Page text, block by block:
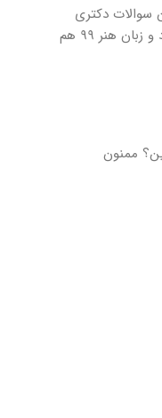
سوالات دکتری
پژوهش هنر، لطفا آزمون های استعداد و زبان هنر ۹۹ هم
ممنون